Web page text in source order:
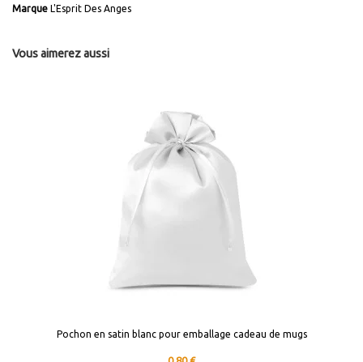
Marque L'Esprit Des Anges
Vous aimerez aussi
Pochon en satin blanc pour emballage cadeau de mugs